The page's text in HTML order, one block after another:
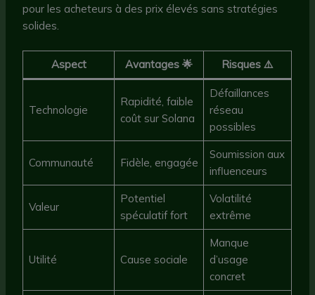
pour les acheteurs à des prix élevés sans stratégies
solides.
Aspect Avantages 🌟 Risques ⚠️
Technologie
Rapidité, faible
coût sur Solana
Défaillances
réseau
possibles
Communauté Fidèle, engagée
Soumission aux
influenceurs
Valeur
Potentiel
spéculatif fort
Volatilité
extrême
Utilité Cause sociale
Manque
d’usage
concret